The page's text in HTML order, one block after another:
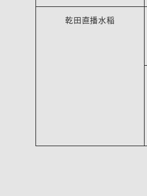
乾田直播水稲